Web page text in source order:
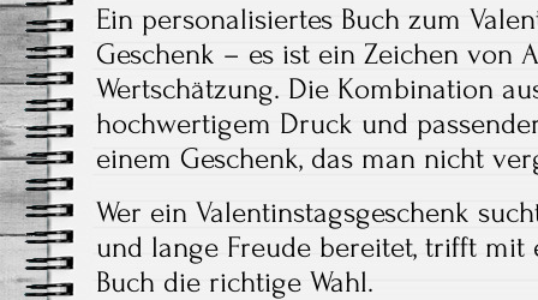
Ein personalisiertes Buch zum
Geschenk – es ist ein Zeichen von
Wertschätzung. Die Kombination
hochwertigem Druck und
einem Geschenk, das man nicht
Wer ein Valentinstagsgeschenk
und lange Freude bereitet, trifft mit
Buch die richtige Wahl.